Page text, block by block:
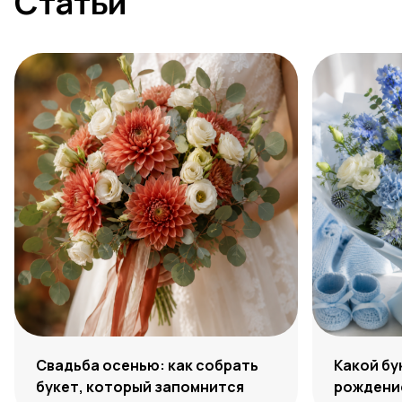
Свадьба осенью: как собрать
букет, который запомнится
Какой